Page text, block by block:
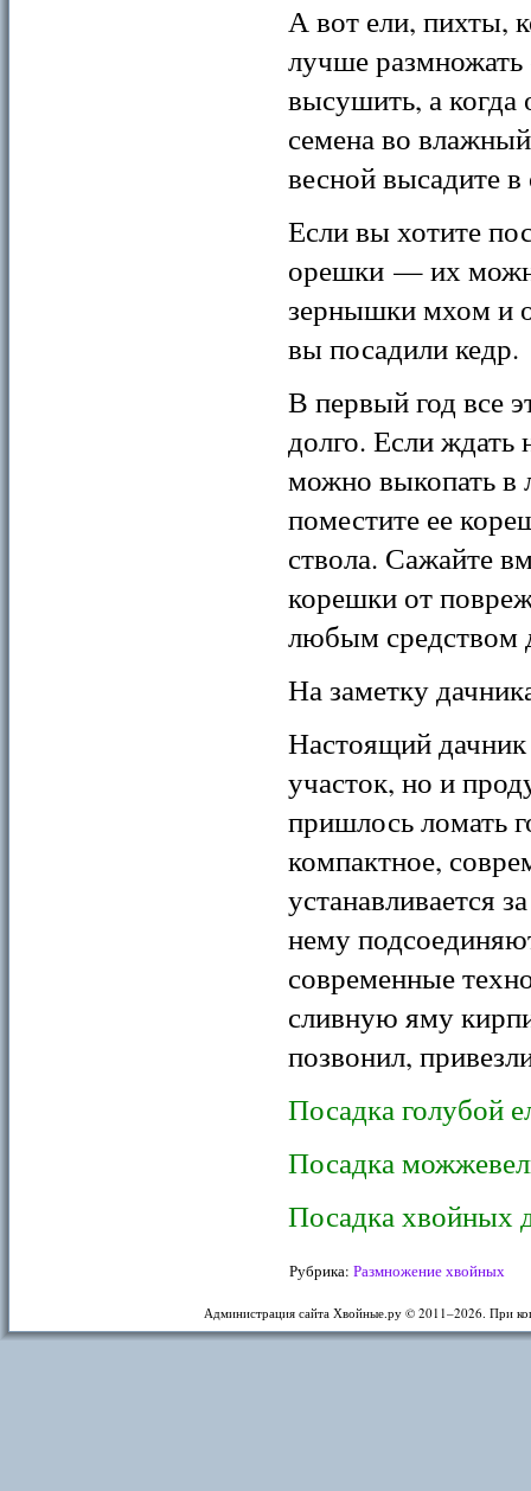
А вот ели, пихты,
лучше
высушить, а когда
семена во
весной высадите
Если вы хотите
орешки — их
зернышки мхом и
вы посадили кедр.
В первый год все
долго. Если ждать
можно выкопать в
поместите ее
ствола. Сажайте
корешки от
любым средством
На заметку
Настоящий дачник
участок, но и
пришлось ломать
компактное,
устанавливается
нему
современные
сливную яму
позвонил,
Посадка голубой
Посадка
Посадка хвойных
Рубрика: Размножение хвойных
Администрация сайта Хвойные.ру © 2011–2026. При